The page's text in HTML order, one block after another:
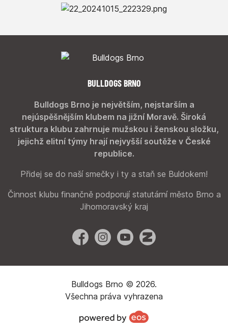
BULLDOGS BRNO
Bulldogs Brno je největším, nejstarším a
nejúspěšnějším klubem na jižní Moravě. Široká
struktura klubu zahrnuje mužskou i ženskou složku,
jejichž elitní týmy hrají nejvyšší soutěže v České
republice.
Přidej se do naší smečky i ty a staň se Buldokem!
Činnost klubu finančně podporují statutární město Brno a
Jihomoravský kraj
FacebookInstagramYouTubeZonerama
Bulldogs Brno © 2026.
Všechna práva vyhrazena